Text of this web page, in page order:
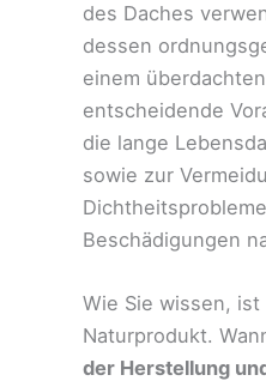
des Daches
dessen
einem
entscheidende
die lange
sowie zur
Beschädigungen
Wie Sie wissen, ist
Naturprodukt.
der Herstellung